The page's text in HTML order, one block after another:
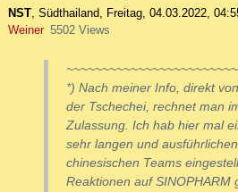
NST, Südthailand, Freitag, 04.03.2022,
Weiner 5502 Views
*) Nach meiner Info, direkt
der Tschechei, rechnet man
Zulassung. Ich hab hier mal
sehr langen und
chinesischen Teams
Reaktionen auf SINOPHARM